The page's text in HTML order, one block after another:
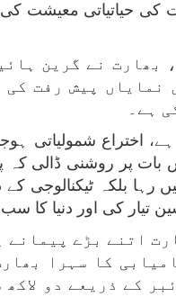
بھارت نے گرین
نمایاں پیش رفت
ہے۔
شمولیاتی
تیار کی اور دنیا کا سب
اتنے بڑے
کا سہرا
کے ذریعے دو